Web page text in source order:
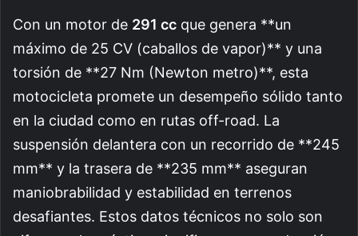
Con un motor de 291 cc que genera **un
máximo de 25 CV (caballos de vapor)** y una
torsión de **27 Nm (Newton metro)**, esta
motocicleta promete un desempeño sólido tanto
en la ciudad como en rutas off-road. La
suspensión delantera con un recorrido de **245
mm** y la trasera de **235 mm** aseguran
maniobrabilidad y estabilidad en terrenos
desafiantes. Estos datos técnicos no solo son